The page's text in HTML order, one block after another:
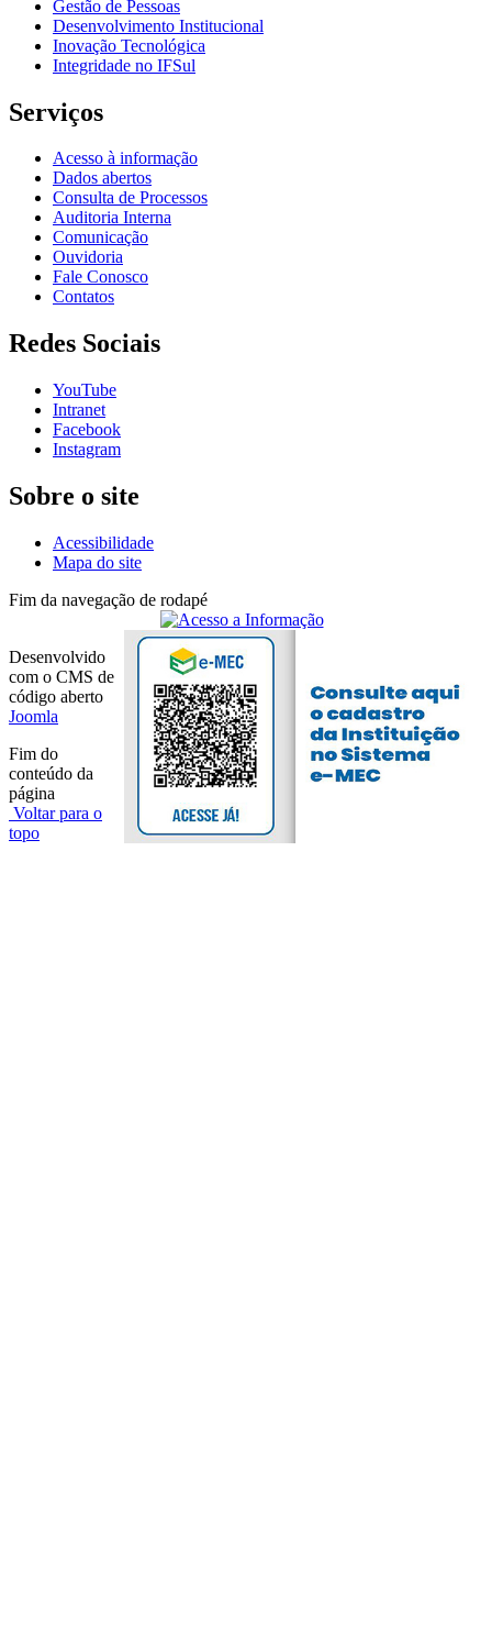
Gestão de Pessoas
Desenvolvimento Institucional
Inovação Tecnológica
Integridade no IFSul
Serviços
Acesso à informação
Dados abertos
Consulta de Processos
Auditoria Interna
Comunicação
Ouvidoria
Fale Conosco
Contatos
Redes Sociais
YouTube
Intranet
Facebook
Instagram
Sobre o site
Acessibilidade
Mapa do site
Fim da navegação de rodapé
Desenvolvido
com o CMS de
código aberto
Joomla
Fim do
conteúdo da
página
Voltar para o
topo